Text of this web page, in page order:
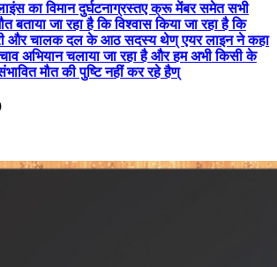
का विमान दुर्घटनाग्रस्तए क्रू मेंबर समेत सभी
बताया जा रहा है कि विश्वास किया जा रहा है कि
और चालक दल के आठ सदस्य थेण् एयर लाइन ने कहा
अभियान चलाया जा रहा है और हम अभी किसी के
मौत की पुष्टि नहीं कर रहे हैण्